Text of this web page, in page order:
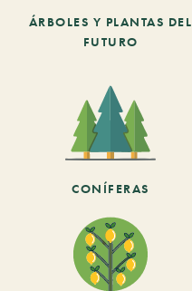
ÁRBOLES Y PLANTAS DEL
FUTURO
CONÍFERAS